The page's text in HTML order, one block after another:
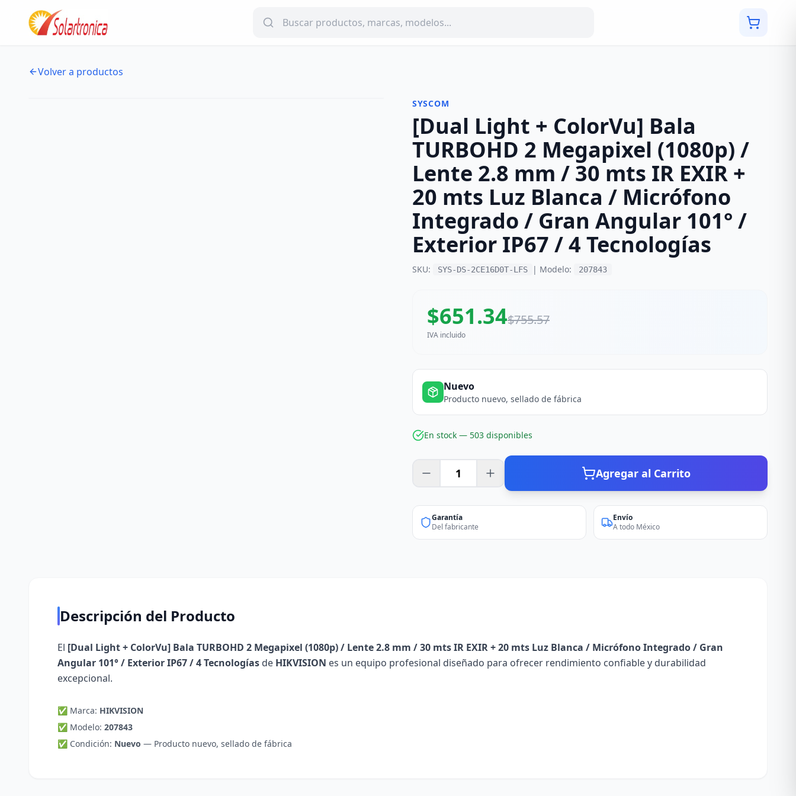
Volver a productos
SYSCOM
[Dual Light + ColorVu] Bala
TURBOHD 2 Megapixel (1080p) /
Lente 2.8 mm / 30 mts IR EXIR +
20 mts Luz Blanca / Micrófono
Integrado / Gran Angular 101° /
Exterior IP67 / 4 Tecnologías
SKU: SYS-DS-2CE16D0T-LFS | Modelo: 207843
$651.34$755.57
IVA incluido
Nuevo
Producto nuevo, sellado de fábrica
En stock — 503 disponibles
Agregar al Carrito
Garantía
Del fabricante
Envío
A todo México
Descripción del Producto
El [Dual Light + ColorVu] Bala TURBOHD 2 Megapixel (1080p) / Lente 2.8 mm / 30 mts IR EXIR + 20 mts Luz Blanca / Micrófono Integrado / Gran
Angular 101° / Exterior IP67 / 4 Tecnologías de HIKVISION es un equipo profesional diseñado para ofrecer rendimiento confiable y durabilidad
excepcional.
✅ Marca: HIKVISION
✅ Modelo: 207843
✅ Condición: Nuevo — Producto nuevo, sellado de fábrica